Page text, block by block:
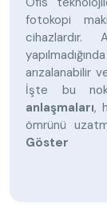
fotokopi
arızalanabilir
İşte bu
anlaşmaları,
ömrünü
Göster